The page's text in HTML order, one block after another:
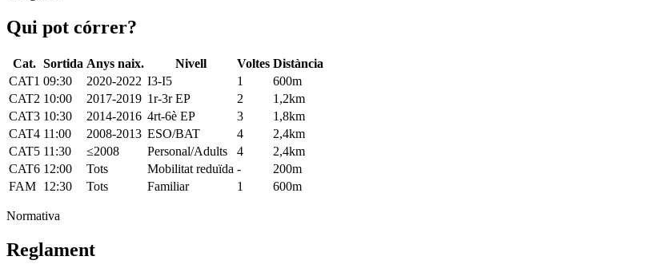
Qui pot córrer?
Cat. Sortida Anys naix. Nivell Voltes Distància
CAT1 09:30 2020-2022 I3-I5 1
600m
CAT2 10:00 2017-2019 1r-3r EP 2
1,2km
CAT3 10:30 2014-2016 4rt-6è EP 3
1,8km
CAT4 11:00 2008-2013 ESO/BAT 4
2,4km
CAT5 11:30 ≤2008 Personal/Adults 4
2,4km
CAT6 12:00 Tots Mobilitat reduïda -
200m
FAM 12:30 Tots Familiar 1 600m
Normativa
Reglament